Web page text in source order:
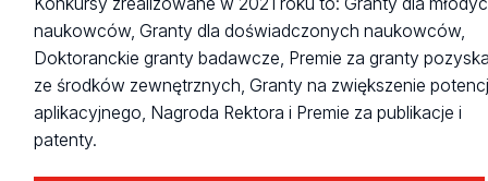
naukowców, Granty dla doświadczonych naukowców,
Doktoranckie granty badawcze, Premie za granty
ze środków zewnętrznych, Granty na zwiększenie
aplikacyjnego, Nagroda Rektora i Premie za publikacje i
patenty.